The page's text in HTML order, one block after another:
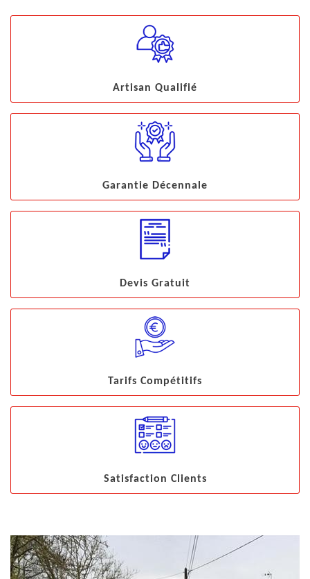
Artisan Qualifié
Garantie Décennale
Devis Gratuit
Tarifs Compétitifs
Satisfaction Clients